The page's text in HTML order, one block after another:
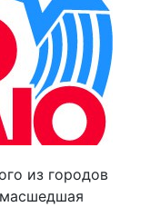
из городов